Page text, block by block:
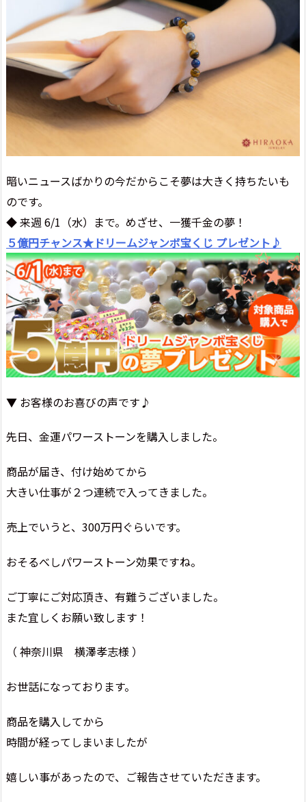
暗いニュースばかりの今だからこそ夢は大きく持ちたいも
のです。
◆ 来週 6/1（水）まで。めざせ、一獲千金の夢！
５億円チャンス★ドリームジャンボ宝くじ プレゼント♪
▼ お客様のお喜びの声です♪
先日、金運パワーストーンを購入しました。
商品が届き、付け始めてから
大きい仕事が２つ連続で入ってきました。
売上でいうと、300万円ぐらいです。
おそるべしパワーストーン効果ですね。
ご丁寧にご対応頂き、有難うございました。
また宜しくお願い致します！
（ 神奈川県 横澤孝志様 ）
お世話になっております。
商品を購入してから
時間が経ってしまいましたが
嬉しい事があったので、ご報告させていただきます。